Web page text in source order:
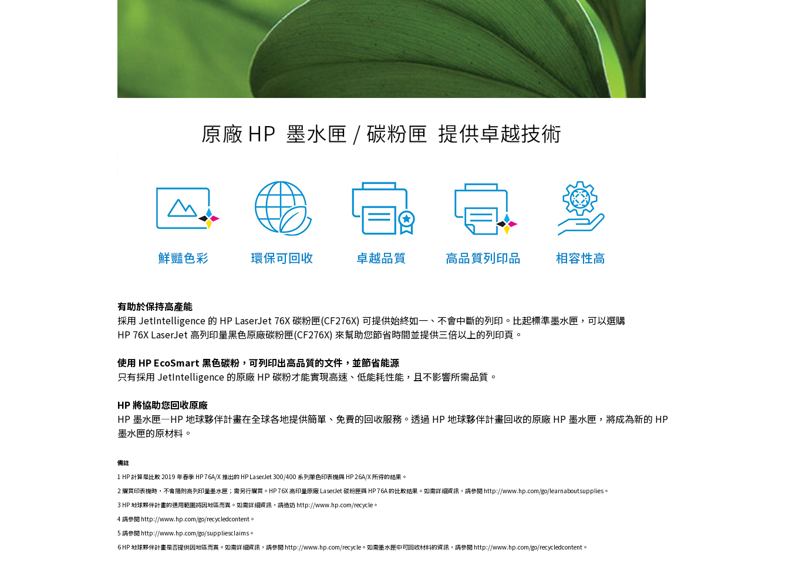
有助於保持高產能
採用 JetIntelligence 的 HP LaserJet 76X 碳粉匣(CF276X) 可提供始終如一、不會中斷的列印。比起標準墨水匣，可以選購
HP 76X LaserJet 高列印量黑色原廠碳粉匣(CF276X) 來幫助您節省時間並提供三倍以上的列印頁。
使用 HP EcoSmart 黑色碳粉，可列印出高品質的文件，並節省能源
只有採用 JetIntelligence 的原廠 HP 碳粉才能實現高速、低能耗性能，且不影響所需品質。
HP 將協助您回收原廠
HP 墨水匣—HP 地球夥伴計畫在全球各地提供簡單、免費的回收服務。透過 HP 地球夥伴計畫回收的原廠 HP 墨水匣，將成為新的 HP
墨水匣的原材料。
備註
1 HP 計算是比較 2019 年春季 HP 76A/X 推出的 HP LaserJet 300/400 系列單色印表機與 HP 26A/X 所得的結果。
2 購買印表機時，不會隨附高列印量墨水匣；需另行購買。HP 76X 高印量原廠 LaserJet 碳粉匣與 HP 76A 的比較結果。如需詳細資訊，請參閱 http://www.hp.com/go/learnaboutsupplies。
3 HP 地球夥伴計畫的適用範圍將因地區而異。如需詳細資訊，請造訪 http://www.hp.com/recycle。
4 請參閱 http://www.hp.com/go/recycledcontent。
5 請參閱 http://www.hp.com/go/suppliesclaims。
6 HP 地球夥伴計畫是否提供因地區而異。如需詳細資訊，請參閱 http://www.hp.com/recycle。如需墨水匣中可回收材料的資訊，請參閱 http://www.hp.com/go/recycledcontent。